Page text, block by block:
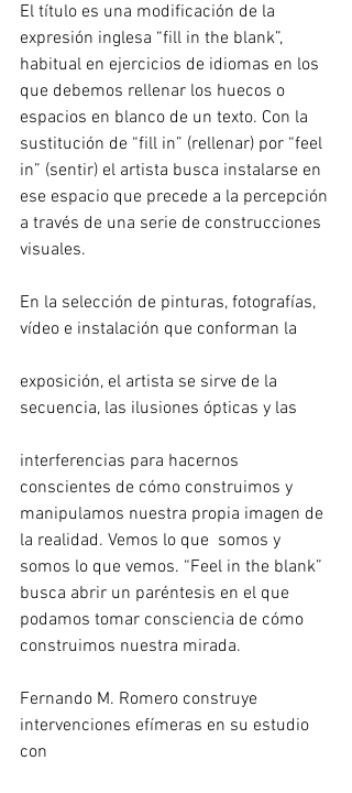
El título es una modificación de la
expresión inglesa “fill in the blank”,
habitual en ejercicios de idiomas en los
que debemos rellenar los huecos o
espacios en blanco de un texto. Con la
sustitución de “fill in” (rellenar) por “feel
in” (sentir) el artista busca instalarse en
ese espacio que precede a la percepción
a través de una serie de construcciones
visuales.
En la selección de pinturas, fotografías,
vídeo e instalación que conforman la
exposición, el artista se sirve de la
secuencia, las ilusiones ópticas y las
interferencias para hacernos
conscientes de cómo construimos y
manipulamos nuestra propia imagen de
la realidad. Vemos lo que  somos y
somos lo que vemos. “Feel in the blank”
busca abrir un paréntesis en el que
podamos tomar consciencia de cómo
construimos nuestra mirada.
Fernando M. Romero construye
intervenciones efímeras en su estudio
con